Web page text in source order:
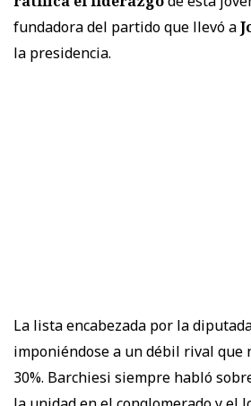
fundadora del partido que llevó a
la presidencia.
La lista encabezada por la
imponiéndose a un débil rival que
30%. Barchiesi siempre habló